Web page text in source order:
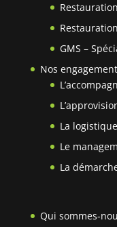
GMS –
Nos
La
Le
La
Qui sommes-